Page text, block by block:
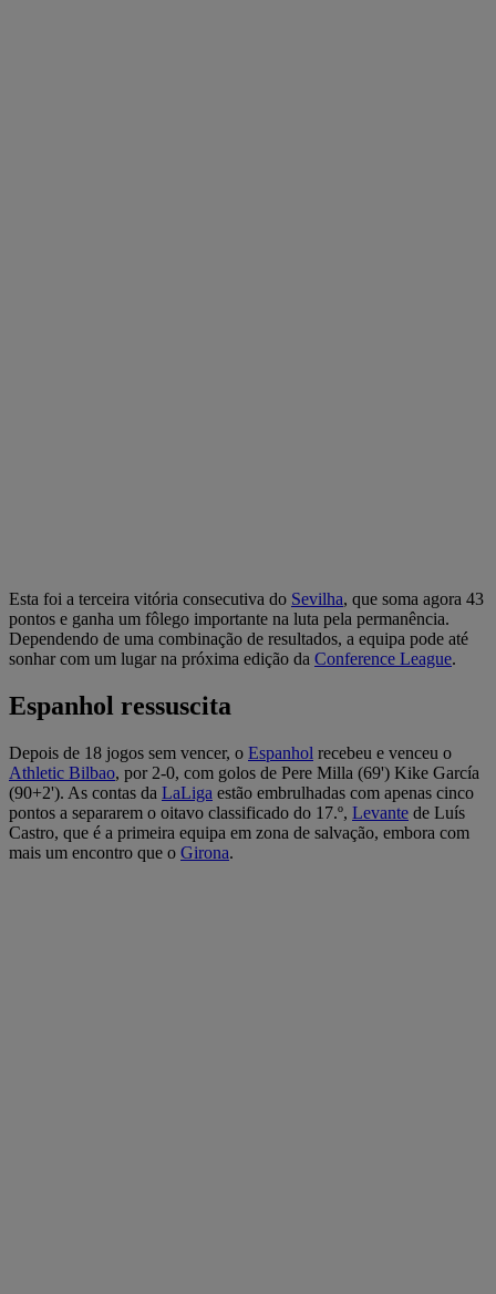
Esta foi a terceira vitória consecutiva do Sevilha, que soma agora 43
pontos e ganha um fôlego importante na luta pela permanência.
Dependendo de uma combinação de resultados, a equipa pode até
sonhar com um lugar na próxima edição da Conference League.
Espanhol ressuscita
Depois de 18 jogos sem vencer, o Espanhol recebeu e venceu o
Athletic Bilbao, por 2-0, com golos de Pere Milla (69') Kike García
(90+2'). As contas da LaLiga estão embrulhadas com apenas cinco
pontos a separarem o oitavo classificado do 17.º, Levante de Luís
Castro, que é a primeira equipa em zona de salvação, embora com
mais um encontro que o Girona.